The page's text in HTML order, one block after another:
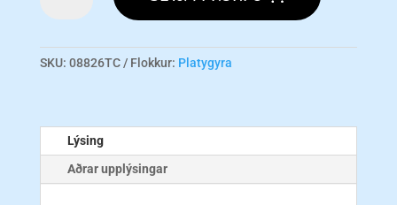
-SKU: 08826TC Flokkur: Platygyra
Lýsing
Aðrar upplýsingar